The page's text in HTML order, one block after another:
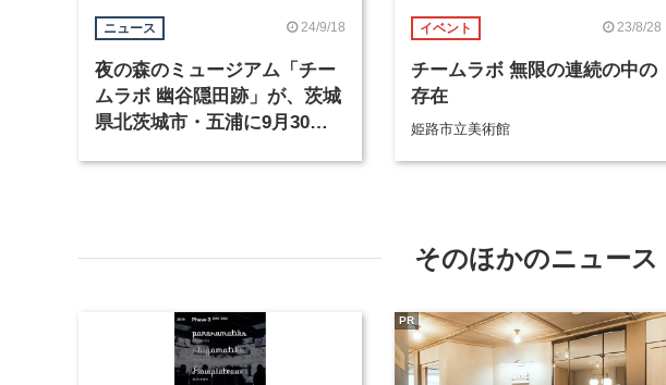
ニュース 24/9/18
夜の森のミュージアム「チー
ムラボ 幽谷隠田跡」が、茨城
県北茨城市・五浦に9月30日
イベント 23/8/28
チームラボ 無限の連続の中の
存在
姫路市立美術館
そのほかのニュース
PR